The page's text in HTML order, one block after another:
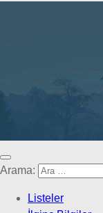
Arama:
Listeler